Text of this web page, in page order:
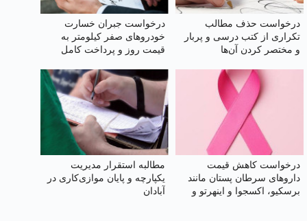
درخواست حذف مطالب
تکراری از کتب درسی و پربار
و مختصر کردن آن‌ها
درخواست جبران خسارت
خودروهای صفر کیلومتر به
قیمت روز و پرداخت کامل
درخواست کاهش قیمت
داروهای سرطان پستان مانند
برسکیو، اکسجوا و اینهرتو و
مطالبه استقرار مدیریت
یکپارچه و پایان موازی‌کاری در
آبادان